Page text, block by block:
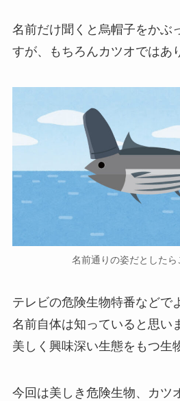
名前だけ聞くと烏帽子をかぶ
すが、もちろんカツオではあ
名前通りの姿だとしたら
テレビの危険生物特番などで
名前自体は知っていると思い
美しく興味深い生態をもつ生
今回は美しき危険生物、カツ